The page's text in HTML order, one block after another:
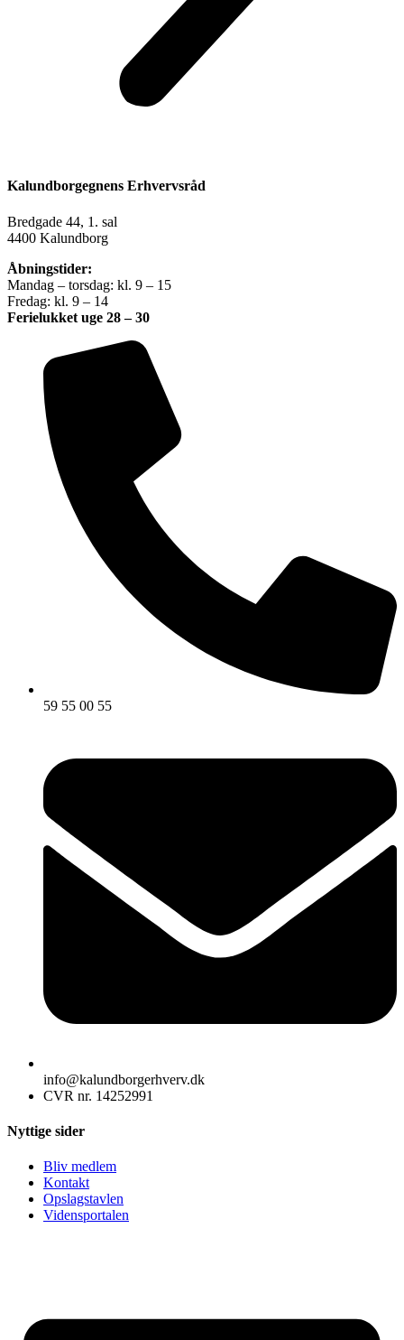
Kalundborgegnens Erhvervsråd
Bredgade 44, 1. sal
4400 Kalundborg
Åbningstider:
Mandag – torsdag: kl. 9 – 15
Fredag: kl. 9 – 14
Ferielukket uge 28 – 30
59 55 00 55
info@kalundborgerhverv.dk
CVR nr. 14252991
Nyttige sider
Bliv medlem
Kontakt
Opslagstavlen
Vidensportalen